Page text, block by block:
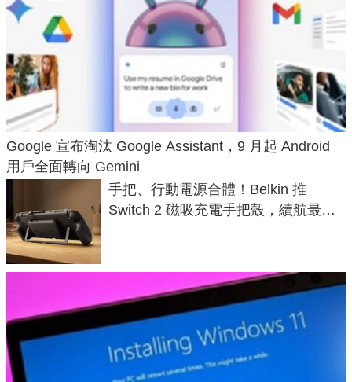
Google 宣布淘汰 Google Assistant，9 月起 Android
用戶全面轉向 Gemini
手把、行動電源合體！Belkin 推
Switch 2 磁吸充電手把殼，續航最高